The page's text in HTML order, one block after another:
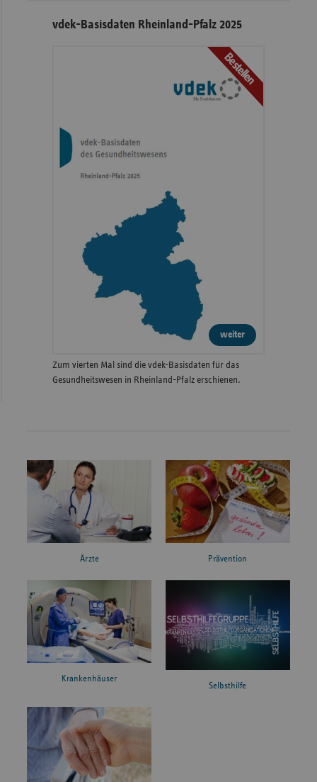
vdek-Basisdaten Rheinland-Pfalz 2025
Bestellen
weiter
Zum vierten Mal sind die vdek-Basisdaten für das
Gesundheitswesen in Rheinland-Pfalz erschienen.
Ärzte Prävention
Krankenhäuser
Selbsthilfe